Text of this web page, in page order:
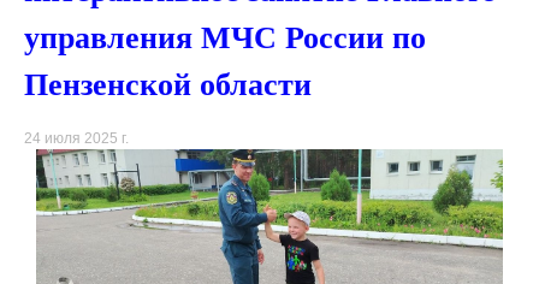
управления МЧС России по
Пензенской области
24 июля 2025 г.